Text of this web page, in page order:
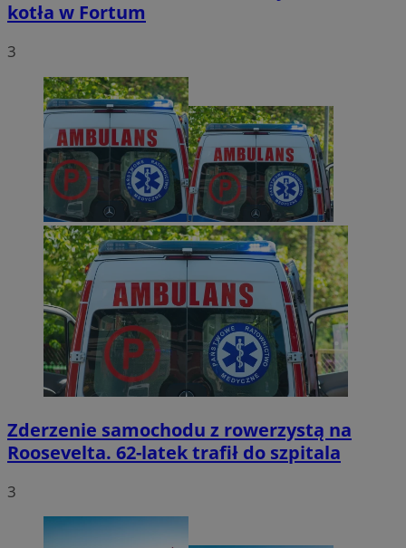
kotła w Fortum
3
Zderzenie samochodu z rowerzystą na
Roosevelta. 62-latek trafił do szpitala
3